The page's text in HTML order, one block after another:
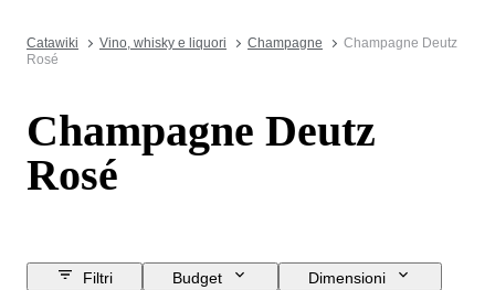
Catawiki Vino, whisky e liquori Champagne
Champagne Deutz
Rosé
Champagne Deutz
Rosé
Filtri Budget
Dimensioni